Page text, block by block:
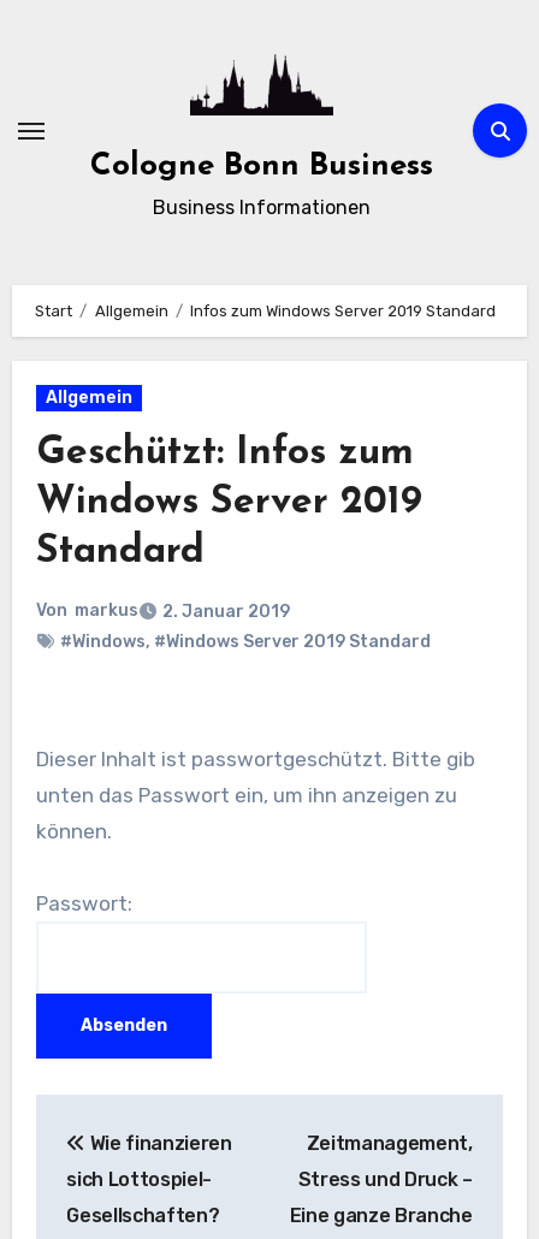
Cologne Bonn Business
Business Informationen
Start Allgemein Infos zum Windows Server 2019 Standard
Allgemein
Geschützt: Infos zum
Windows Server 2019
Standard
Von markus
2. Januar 2019
#Windows, #Windows Server 2019 Standard
Dieser Inhalt ist passwortgeschützt. Bitte gib
unten das Passwort ein, um ihn anzeigen zu
können.
Passwort:
Wie finanzieren
sich Lottospiel-
Gesellschaften?
Zeitmanagement,
Stress und Druck –
Eine ganze Branche